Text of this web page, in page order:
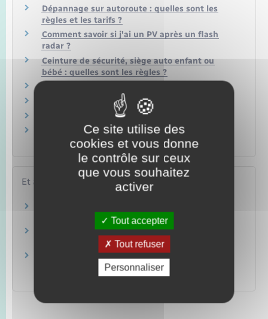
Dépannage sur autoroute : quelles sont les
règles et les tarifs ?
Comment savoir si j'ai un PV après un flash
radar ?
Ceinture de sécurité, siège auto enfant ou
bébé : quelles sont les règles ?
Est-il interdit de faire des appels de phare ?
Est-il interdit de klaxonner en voiture ?
Solde du permis de conduire : comment
connaître son nombre de points ?
Et aussi
Transports – Mobilité
Permis de conduire
Transports – Mobilité
Contravention au code de la route : paiement
Transports – Mobilité
Ce site utilise des
cookies et vous donne
le contrôle sur ceux
que vous souhaitez
activer
Tout accepter
Tout refuser
Personnaliser